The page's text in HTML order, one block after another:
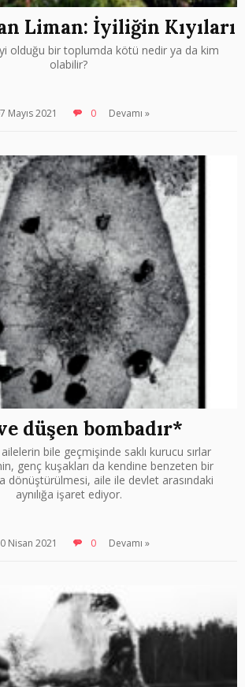
Liman: İyiliğin Kıyıları
olduğu bir toplumda kötü nedir ya da kim
olabilir?
Mayıs 2021 0 Devamı »
düşen bombadır*
bile geçmişinde saklı kurucu sırlar
genç kuşakları da kendine benzeten bir
dönüştürülmesi, aile ile devlet arasındaki
aynılığa işaret ediyor.
Nisan 2021 0 Devamı »